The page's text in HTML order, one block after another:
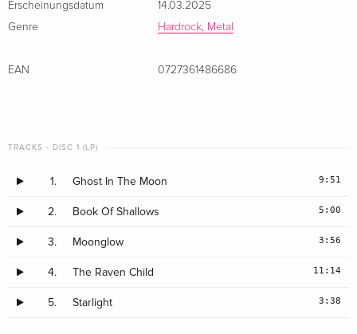
Erscheinungsdatum
14.03.2025
Genre
Hardrock, Metal
EAN 0727361486686
TRACKS - DISC 1 (LP)
1. Ghost In The Moon 9:51
2. Book Of Shallows 5:00
3. Moonglow 3:56
4. The Raven Child 11:14
5. Starlight 3:38